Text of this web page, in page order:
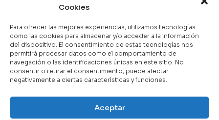
Cookies
Para ofrecer las mejores experiencias, utilizamos tecnologías
como las cookies para almacenar y/o acceder a la información
del dispositivo. El consentimiento de estas tecnologías nos
permitirá procesar datos como el comportamiento de
navegación o las identificaciones únicas en este sitio. No
consentir o retirar el consentimiento, puede afectar
negativamente a ciertas características y funciones.
Aceptar
Mejor Valorados
Top de la Semana
Libros en Oferta
Novedades
Copyright © 2025 Books & Co. Todos los derechos